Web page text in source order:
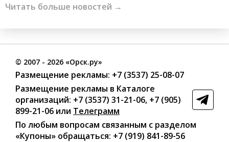
Читать больше новостей →
© 2007 - 2026 «Орск.ру»
Размещение рекламы: +7 (3537) 25-08-07
Размещение рекламы в Каталоге
организаций: +7 (3537) 31-21-06, +7 (905)
899-21-06 или Телеграмм
По любым вопросам связанным с разделом
«Купоны» обращаться: +7 (919) 841-89-56